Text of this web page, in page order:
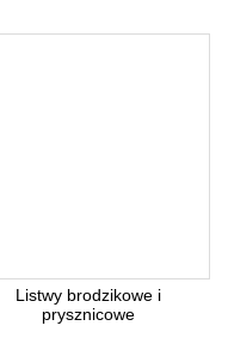
Listwy brodzikowe i
prysznicowe